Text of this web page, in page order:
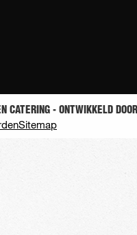
- ONTWIKKELD
Sitemap